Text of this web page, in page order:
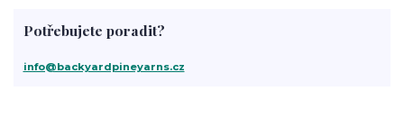
Potřebujete poradit?
info@backyardpineyarns.cz